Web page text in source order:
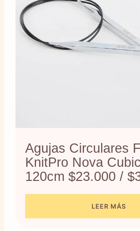
Agujas Circulares
KnitPro Nova
120cm $23.000 /
LEER MÁS